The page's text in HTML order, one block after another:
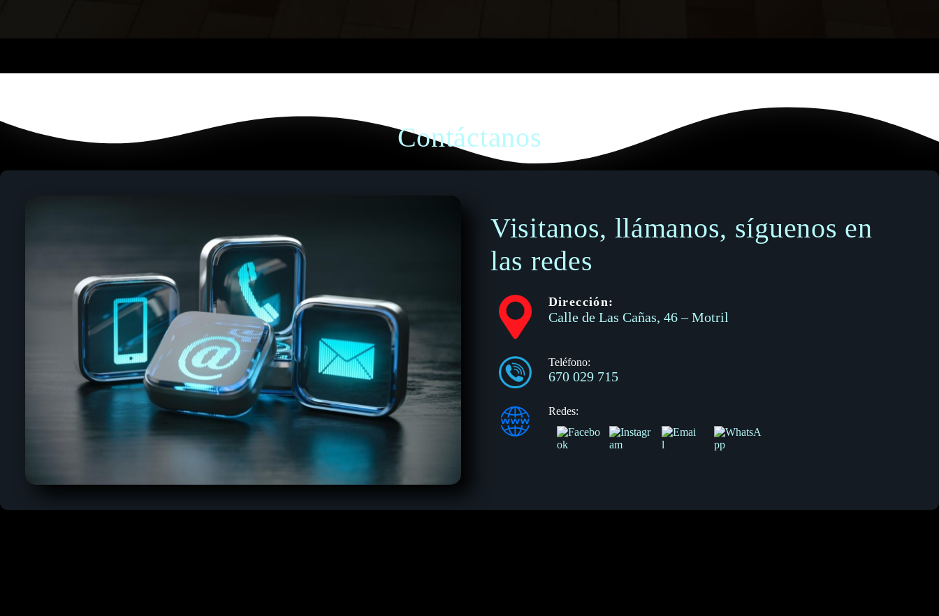
Contáctanos
Visitanos, llámanos, síguenos en
las redes
Dirección:
Calle de Las Cañas, 46 – Motril
Teléfono:
670 029 715
Redes: